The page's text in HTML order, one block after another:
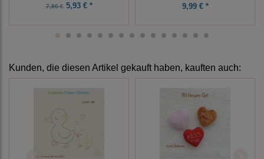
7,90 €5,93 € * 9,99 € *
Kunden, die diesen Artikel gekauft haben, kauften auch: